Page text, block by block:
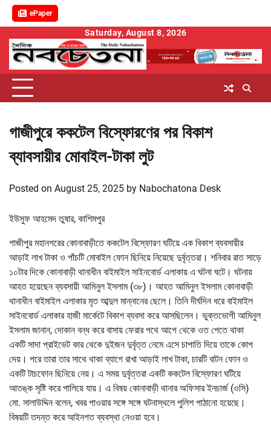
ePaper
content
Saturday, August 8, 2026
গাজীপুরে ককটেল বিস্ফোরণের পর বিকাশ
ব্যাবসায়ীর মোবাইল-টাকা লুট
Posted on August 25, 2025 by Nabochatona Desk
ইউসুফ আহমেদ তুষার, কাশিমপুর
গাজীপুর মহানগরের কোনাবাড়ীতে ককটেল বিস্ফোরণ ঘটিয়ে এক বিকাশ ব্যবসায়ীর
আড়াই লাখ টাকা ও পাঁচটি মোবাইল ফোন ছিনিয়ে নিয়েছে দুর্বৃত্তরা। শনিবার রাত সাড়ে
১০টার দিকে কোনাবাড়ী থানাধীন বাইমাইল সাইনবোর্ড এলাকায় এ ঘটনা ঘটে। ঘটনায়
আহত হয়েছেন ব্যবসায়ী আমিনুল ইসলাম (৩৮)। আহত আমিনুল ইসলাম কোনাবাড়ী
থানাধীন বাইমাইল এলাকার মৃত আব্দুল মান্নানের ছেলে। তিনি দীর্ঘদিন ধরে বাইমাইল
সাইনবোর্ড এলাকার হাজী মার্কেটে বিকাশ ব্যবসা করে আসছিলেন। ভুক্তভোগী আমিনুল
ইসলাম জানান, দোকান বন্ধ করে বাসায় ফেরার পথে আগে থেকে ওত পেতে থাকা
একটি সাদা প্রাইভেট কার থেকে দুইজন দুর্বৃত্ত নেমে এসে চাপাতি দিয়ে তাকে কোপ
দেয়। পরে তারা তার সাথে থাকা ব্যাগে রাখা আড়াই লাখ টাকা, চারটি বাটন ফোন ও
একটি টাচফোন ছিনিয়ে নেয়। এ সময় দুর্বৃত্তরা একটি ককটেল বিস্ফোরণ ঘটিয়ে
আতঙ্ক সৃষ্টি করে পালিয়ে যায়। এ বিষয় কোনাবাড়ী থানার অফিসার ইনচার্জ (ওসি)
মো. সালাউদ্দিন বলেন, খবর পাওয়ার সঙ্গে সঙ্গে ঘটনাস্থলে পুলিশ পাঠানো হয়েছে।
বিষয়টি তদন্ত করে আইনগত ব্যবস্থা নেওয়া হবে।